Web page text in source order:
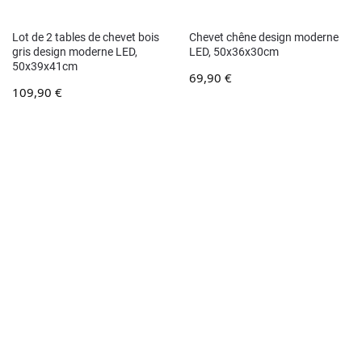
Lot de 2 tables de chevet bois
gris design moderne LED,
50x39x41cm
109,90 €
Chevet chêne design moderne
LED, 50x36x30cm
69,90 €